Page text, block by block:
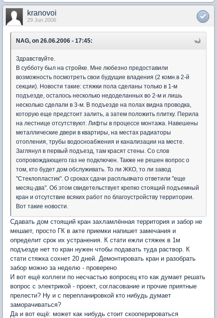
kranovoi
29 Jun 2006
NAG, on 26.06.2006 - 17:45:
Здравствуйте.
В субботу был на стройке. Мне любезно предоставили
возможность посмотреть свои будущие владения (2 комн.в 2-й
секции). Новости такие: стяжки пола сделаны только в 1-м
подъезде, осталось несколько недоделанных во 2-м и лишь
несколько сделали в 3-м. В подъезде на полах видна проводка,
которую еще предстоит залить, а затем положить плитку. Перила
на лестнице отсутствуют. Лифты в процессе монтажа. Навешены
металлические двери в квартиры, на местах радиаторы
отопления, трубы водосноабжения и канализации на месте.
Заглянул в первый подъезд, там красят стены. Со слов
сопровождающего газ не подключен. Также не решен вопрос о
том, кто будет дом обслуживать. То ли ЖКО, то ли завод
"Стеклопластик". О сроках сдачи расплывчато ответили "еще
месяц-два". Об этом свидетельствует крепко стоящий подъемный
кран и отсутствие всяких работ по благоустройству территории.
Вот такие новости.
Сдавать дом стоящий кран захламлённая территория и забор не
мешает, просто ГК в акте приемки напишет замечания и
определит срок их устранения. К стати ежли стяжек в 1м
подъезде нет то кран нужен чтобы подавать туда раствор. К
стати стяжка сохнет 20 дней. Демонтировать кран и разобрать
забор можно за неделю - проверено
И вот ещё коллеги по несчастью вопросец кто как думает решать
вопрос с электрикой - проект, согласование и прочие приятные
прелести? Ну и с перепланировкой кто нибудь думает
заморачиваться?
Да и вот ещё: может как нибудь стоит скооперироваться